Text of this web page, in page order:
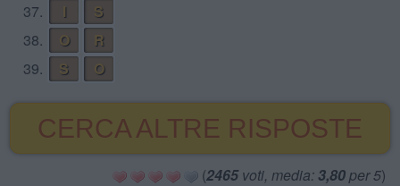
37.
I
S
38.
O
R
39.
S O
CERCA ALTRE RISPOSTE
(2465voti, media: 3,80per 5)